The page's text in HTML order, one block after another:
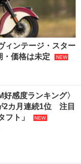
ィンテージ・スター
価格は未定
好感度ランキング〉
2カ月連続1位 注目
フト」